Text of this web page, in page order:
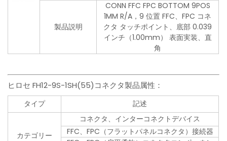
製品説明
CONN FFC FPC BOTTOM 9POS
1MM R/A，9 位置 FFC、FPC コネ
クタ タッチポイント、底部 0.039
インチ（1.00mm） 表面実装、直
角
ヒロセ FH12-9S-1SH(55)コネクタ製品属性：
タイプ 記述
カテゴリー
コネクタ、インターコネクトデバイス
FFC、FPC（フラットパネルコネクタ）接続器